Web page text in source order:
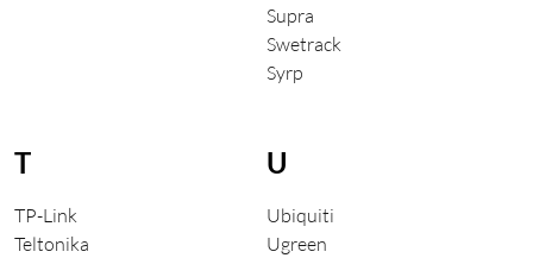
Supra
Swetrack
Syrp
T
TP-Link
Teltonika
U
Ubiquiti
Ugreen